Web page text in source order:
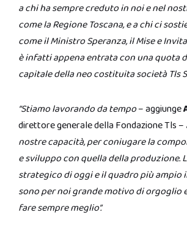
a chi ha sempre creduto in noi e nel
come la Regione Toscana, e a chi ci
come il Ministro Speranza, il Mise e
è infatti appena entrata con una quota
capitale della neo costituita società Tls
“Stiamo lavorando da tempo– aggiunge
direttore generale della Fondazione Tls –
nostre capacità, per coniugare la
e sviluppo con quella della produzione.
strategico di oggi e il quadro più ampio
sono per noi grande motivo di orgoglio
fare sempre meglio”.